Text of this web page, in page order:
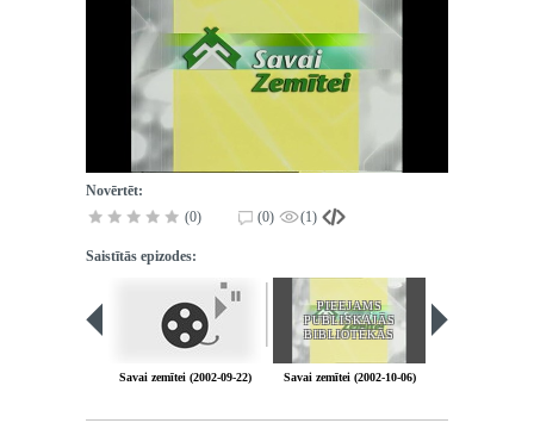
Novērtēt:
(0)
(0) (1)
Saistītās epizodes:
Savai zemītei (2002-09-22)
PIEEJAMS
PUBLISKAJĀS
BIBLIOTĒKĀS
Savai zemītei (2002-10-06)